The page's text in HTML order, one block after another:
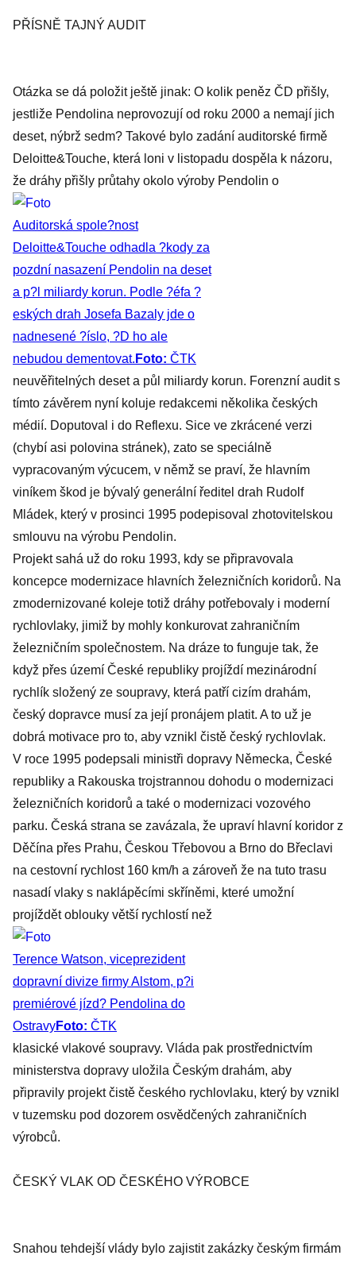
PŘÍSNĚ TAJNÝ AUDIT
Otázka se dá položit ještě jinak: O kolik peněz ČD přišly,
jestliže Pendolina neprovozují od roku 2000 a nemají jich
deset, nýbrž sedm? Takové bylo zadání auditorské firmě
Deloitte&Touche, která loni v listopadu dospěla k názoru,
že dráhy přišly průtahy okolo výroby Pendolin o
Auditorská spole?nost
Deloitte&Touche odhadla ?kody za
pozdní nasazení Pendolin na deset
a p?l miliardy korun. Podle ?éfa ?
eských drah Josefa Bazaly jde o
nadnesené ?íslo, ?D ho ale
nebudou dementovat. Foto: ČTK
neuvěřitelných deset a půl miliardy korun. Forenzní audit s
tímto závěrem nyní koluje redakcemi několika českých
médií. Doputoval i do Reflexu. Sice ve zkrácené verzi
(chybí asi polovina stránek), zato se speciálně
vypracovaným výcucem, v němž se praví, že hlavním
viníkem škod je bývalý generální ředitel drah Rudolf
Mládek, který v prosinci 1995 podepisoval zhotovitelskou
smlouvu na výrobu Pendolin.
Projekt sahá už do roku 1993, kdy se připravovala
koncepce modernizace hlavních železničních koridorů. Na
zmodernizované koleje totiž dráhy potřebovaly i moderní
rychlovlaky, jimiž by mohly konkurovat zahraničním
železničním společnostem. Na dráze to funguje tak, že
když přes území České republiky projíždí mezinárodní
rychlík složený ze soupravy, která patří cizím drahám,
český dopravce musí za její pronájem platit. A to už je
dobrá motivace pro to, aby vznikl čistě český rychlovlak.
V roce 1995 podepsali ministři dopravy Německa, České
republiky a Rakouska trojstrannou dohodu o modernizaci
železničních koridorů a také o modernizaci vozového
parku. Česká strana se zavázala, že upraví hlavní koridor z
Děčína přes Prahu, Českou Třebovou a Brno do Břeclavi
na cestovní rychlost 160 km/h a zároveň že na tuto trasu
nasadí vlaky s naklápěcími skříněmi, které umožní
projíždět oblouky větší rychlostí než
Terence Watson, viceprezident
dopravní divize firmy Alstom, p?i
premiérové jízd? Pendolina do
OstravyFoto: ČTK
klasické vlakové soupravy. Vláda pak prostřednictvím
ministerstva dopravy uložila Českým drahám, aby
připravily projekt čistě českého rychlovlaku, který by vznikl
v tuzemsku pod dozorem osvědčených zahraničních
výrobců.
ČESKÝ VLAK OD ČESKÉHO VÝROBCE
Snahou tehdejší vlády bylo zajistit zakázky českým firmám